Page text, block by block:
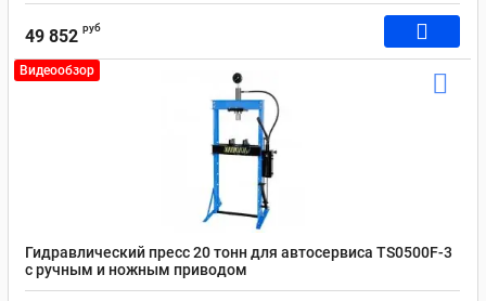
49 852 руб
Видеообзор
Гидравлический пресс 20 тонн для автосервиса TS0500F-3
с ручным и ножным приводом